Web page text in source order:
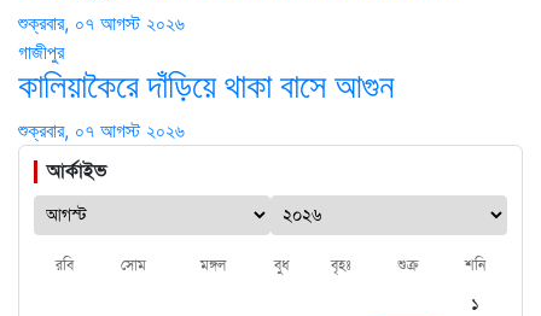
শুক্রবার, ০৭ আগস্ট ২০২৬
গাজীপুর
কালিয়াকৈরে দাঁড়িয়ে থাকা বাসে আগুন
শুক্রবার, ০৭ আগস্ট ২০২৬
আর্কাইভ
রবি সোম মঙ্গল বুধ বৃহঃ শুক্র শনি
১